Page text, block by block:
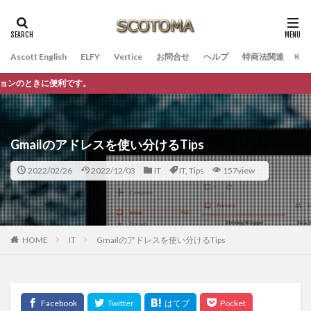
Ascott English ELFY Vertice お問合せ ヘルプ 特商法関連 そ
Gmailのアドレスを使い分けるTips
2022/02/26 2022/12/03 IT IT, Tips 157view
HOME IT Gmailのアドレスを使い分けるTips